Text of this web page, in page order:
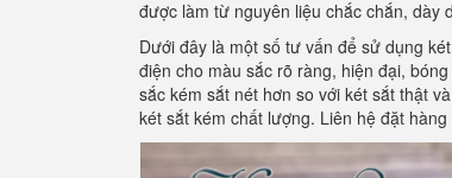
được làm từ nguyên liệu chắc chắn, dày
Dưới đây là một số tư vấn để sử dụng
điện cho màu sắc rõ ràng, hiện đại,
sắc kém sắt nét hơn so với két sắt thật
két sắt kém chất lượng. Liên hệ đặt